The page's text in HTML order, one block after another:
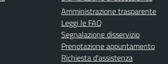
Amministrazione trasparente
Leggi le FAQ
Segnalazione disservizio
Prenotazione appuntamento
Richiesta d'assistenza